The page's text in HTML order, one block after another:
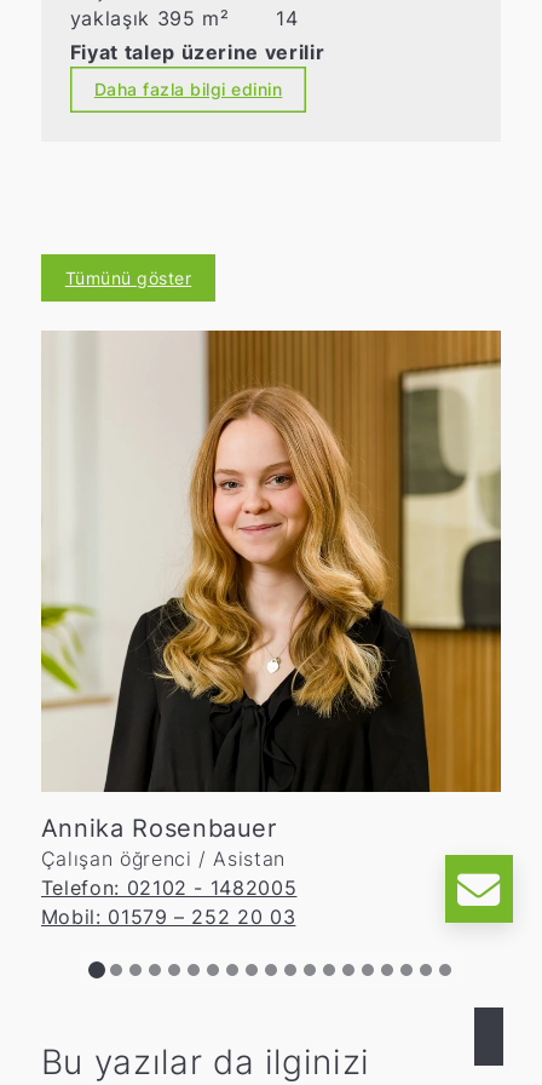
yaklaşık 395 m² 14
Fiyat talep üzerine verilir
Daha fazla bilgi edinin
Tümünü göster
Annika Rosenbauer
Çalışan öğrenci / Asistan
Telefon: 02102 - 1482005
Mobil: 01579 – 252 20 03
Bu yazılar da ilginizi